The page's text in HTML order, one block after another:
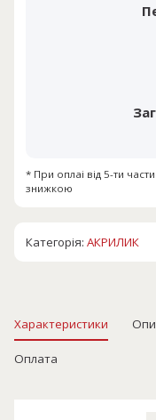
* При оплаі від 5-ти
знижкою
Категорія:АКРИЛИК
Характеристики
Оплата